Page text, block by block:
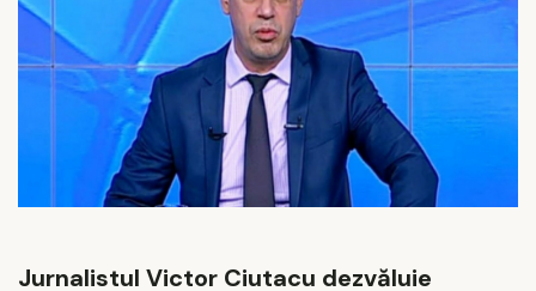
Jurnalistul Victor Ciutacu dezvăluie